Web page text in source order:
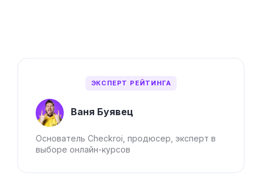
ЭКСПЕРТ РЕЙТИНГА
Ваня Буявец
Основатель Checkroi, продюсер, эксперт в
выборе онлайн-курсов